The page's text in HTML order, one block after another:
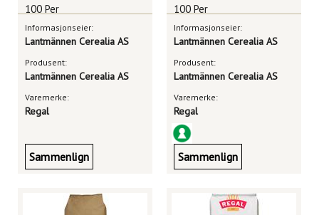
100 Per
Informasjonseier:
Lantmännen Cerealia AS
Produsent:
Lantmännen Cerealia AS
Varemerke:
Regal
Sammenlign
100 Per
Informasjonseier:
Lantmännen Cerealia AS
Produsent:
Lantmännen Cerealia AS
Varemerke:
Regal
Sammenlign